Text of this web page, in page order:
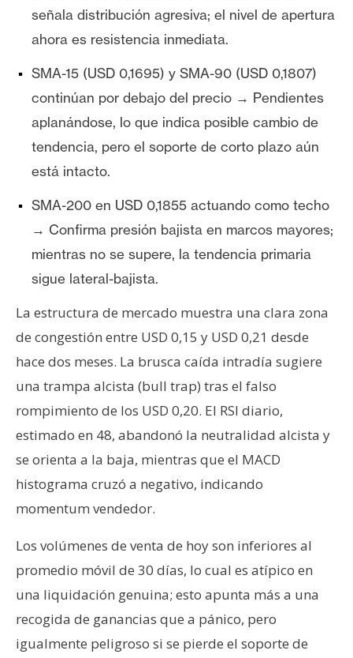
señala distribución agresiva; el nivel de apertura
ahora es resistencia inmediata.
SMA-15 (USD 0,1695) y SMA-90 (USD 0,1807)
continúan por debajo del precio → Pendientes
aplanándose, lo que indica posible cambio de
tendencia, pero el soporte de corto plazo aún
está intacto.
SMA-200 en USD 0,1855 actuando como techo
→ Confirma presión bajista en marcos mayores;
mientras no se supere, la tendencia primaria
sigue lateral-bajista.
La estructura de mercado muestra una clara zona
de congestión entre USD 0,15 y USD 0,21 desde
hace dos meses. La brusca caída intradía sugiere
una trampa alcista (bull trap) tras el falso
rompimiento de los USD 0,20. El RSI diario,
estimado en 48, abandonó la neutralidad alcista y
se orienta a la baja, mientras que el MACD
histograma cruzó a negativo, indicando
momentum vendedor.
Los volúmenes de venta de hoy son inferiores al
promedio móvil de 30 días, lo cual es atípico en
una liquidación genuina; esto apunta más a una
recogida de ganancias que a pánico, pero
igualmente peligroso si se pierde el soporte de